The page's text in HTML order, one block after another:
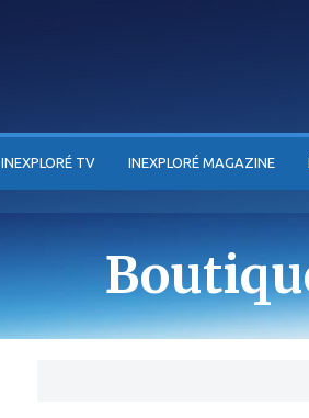
INEXPLORÉ TV INEXPLORÉ MAGAZINE